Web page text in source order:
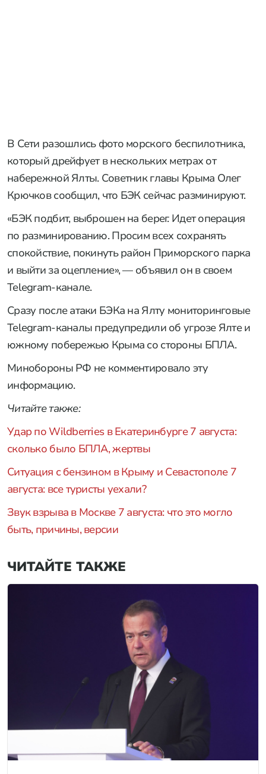
В Сети разошлись фото морского беспилотника,
который дрейфует в нескольких метрах от
набережной Ялты. Советник главы Крыма Олег
Крючков сообщил, что БЭК сейчас разминируют.
«БЭК подбит, выброшен на берег. Идет операция
по разминированию. Просим всех сохранять
спокойствие, покинуть район Приморского парка
и выйти за оцепление», — объявил он в своем
Telegram-канале.
Сразу после атаки БЭКа на Ялту мониторинговые
Telegram-каналы предупредили об угрозе Ялте и
южному побережью Крыма со стороны БПЛА.
Минобороны РФ не комментировало эту
информацию.
Читайте также:
Удар по Wildberries в Екатеринбурге 7 августа:
сколько было БПЛА, жертвы
Ситуация с бензином в Крыму и Севастополе 7
августа: все туристы уехали?
Звук взрыва в Москве 7 августа: что это могло
быть, причины, версии
ЧИТАЙТЕ ТАКЖЕ